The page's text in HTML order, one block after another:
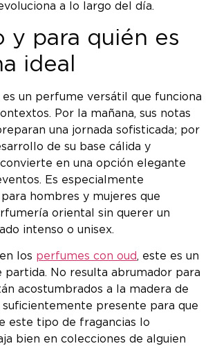
a lo largo del día.
y para quién es
ideal
un perfume versátil que funciona
Por la mañana, sus notas
una jornada sofisticada; por
de su base cálida y
en una opción elegante
Es especialmente
hombres y mujeres que
oriental sin querer un
intenso o unisex.
los perfumes con oud, este es un
partida. No resulta abrumador para
acostumbrados a la madera de
suficientemente presente para que
este tipo de fragancias lo
bien en colecciones de alguien